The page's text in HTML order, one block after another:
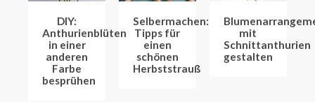
DIY:
Anthurienblüten
in einer
anderen
Farbe
besprühen
Selbermachen:
Tipps für
einen
schönen
Herbststrauß
mit
Schnittanthurien
gestalten